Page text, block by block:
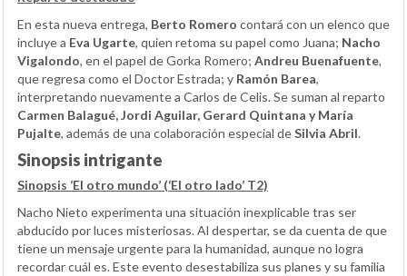
En esta nueva entrega, Berto Romero contará con un elenco que
incluye a Eva Ugarte, quien retoma su papel como Juana; Nacho
Vigalondo, en el papel de Gorka Romero; Andreu Buenafuente,
que regresa como el Doctor Estrada; y Ramón Barea,
interpretando nuevamente a Carlos de Celis. Se suman al reparto
Carmen Balagué, Jordi Aguilar, Gerard Quintana y María
Pujalte, además de una colaboración especial deSilvia Abril.
Sinopsis intrigante
Sinopsis ‘El otro mundo’ (‘El otro lado’ T2)
Nacho Nieto experimenta una situación inexplicable tras ser
abducido por luces misteriosas. Al despertar, se da cuenta de que
tiene un mensaje urgente para la humanidad, aunque no logra
recordar cuál es. Este evento desestabiliza sus planes y su familia